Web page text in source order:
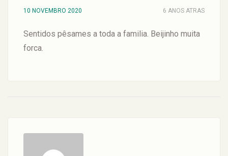
10 NOVEMBRO 2020 6 ANOS ATRAS
Sentidos pêsames a toda a familia. Beijinho muita
forca.